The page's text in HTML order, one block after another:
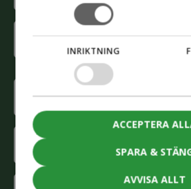
First
name
mail
(Obligatoriskt)
Company
INRIKTNING
SPARA &
ACCEPTERA
AVVISA ALLT